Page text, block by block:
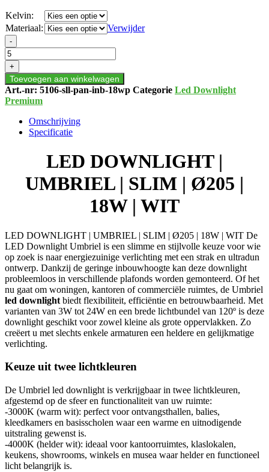
Kelvin:
Materiaal:
Verwijder
LED
DOWNLIGHT
|
UMBRIEL
|
SLIM
|
18W
-
+
Toevoegen aan winkelwagen
Art.-nr: 5106-sll-pan-inb-18wp Categorie Led Downlight
Premium
Omschrijving
Specificatie
LED DOWNLIGHT |
UMBRIEL | SLIM | Ø205 |
18W | WIT
LED DOWNLIGHT | UMBRIEL | SLIM | Ø205 | 18W | WIT De
LED Downlight Umbriel is een slimme en stijlvolle keuze voor wie
op zoek is naar energiezuinige verlichting met een strak en ultradun
ontwerp. Dankzij de geringe inbouwhoogte kan deze downlight
probleemloos in verschillende plafonds worden gemonteerd. Of het
nu gaat om woningen, kantoren of commerciële ruimtes, de Umbriel
led downlight biedt flexibiliteit, efficiëntie en betrouwbaarheid. Met
varianten van 3W tot 24W en een brede lichtbundel van 120º is deze
downlight geschikt voor zowel kleine als grote oppervlakken. Zo
creëert u met slechts enkele armaturen een heldere en gelijkmatige
verlichting.
Keuze uit twee lichtkleuren
De Umbriel led downlight is verkrijgbaar in twee lichtkleuren,
afgestemd op de sfeer en functionaliteit van uw ruimte:
-3000K (warm wit): perfect voor ontvangsthallen, balies,
kleedkamers en basisscholen waar een warme en uitnodigende
uitstraling gewenst is.
-4000K (helder wit): ideaal voor kantoorruimtes, klaslokalen,
keukens, showrooms, winkels en musea waar helder en functioneel
licht belangrijk is.